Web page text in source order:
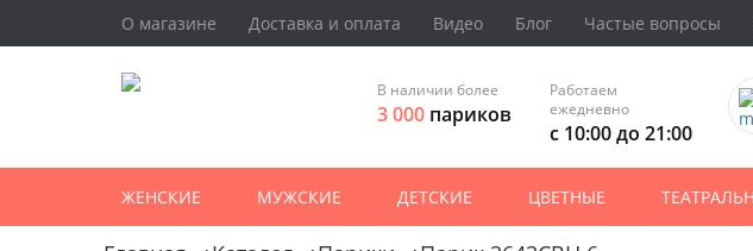
О магазине Доставка и оплата Видео Блог Частые вопросы
В наличии более
3 000 париков
Работаем
ежедневно
с 10:00 до 21:00
ЖЕНСКИЕ МУЖСКИЕ ДЕТСКИЕ ЦВЕТНЫЕ